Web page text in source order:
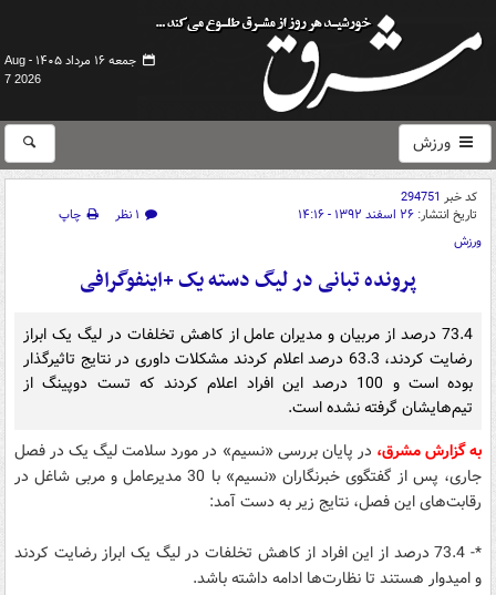
جمعه ۱۶ مرداد ۱۴۰۵ -
Aug
7 2026
ورزش
کد خبر 294751
تاریخ انتشار: ۲۶ اسفند ۱۳۹۲ - ۱۴:۱۶ ۱ نظر
چاپ
ورزش
پرونده تبانی در لیگ دسته یک +اینفوگرافی
73.4 درصد از مربیان و مدیران عامل از کاهش تخلفات در لیگ یک ابراز
رضایت کردند، 63.3 درصد اعلام کردند مشکلات داوری در نتایج تاثیرگذار
بوده است و 100 درصد این افراد اعلام کردند که تست دوپینگ از
تیم‌هایشان گرفته نشده است.
به گزارش مشرق، در پایان بررسی «نسیم» در مورد سلامت لیگ یک در فصل
جاری، پس از گفتگوی خبرنگاران «نسیم» با 30 مدیرعامل و مربی شاغل در
رقابت‌های این فصل، نتایج زیر به دست آمد:
*- 73.4 درصد از این افراد از کاهش تخلفات در لیگ یک ابراز رضایت کردند
و امیدوار هستند تا نظارت‌ها ادامه داشته باشد.